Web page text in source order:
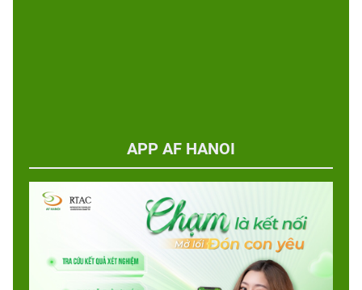
APP AF HANOI